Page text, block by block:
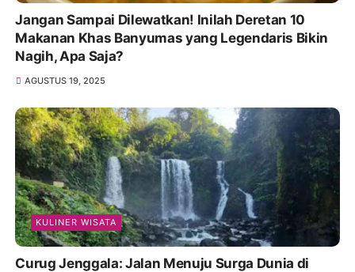
Jangan Sampai Dilewatkan! Inilah Deretan 10
Makanan Khas Banyumas yang Legendaris Bikin
Nagih, Apa Saja?
AGUSTUS 19, 2025
KULINER WISATA
Curug Jenggala: Jalan Menuju Surga Dunia di